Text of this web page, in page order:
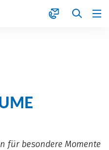
für besondere Momente